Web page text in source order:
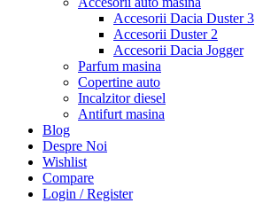
Accesorii Dacia Duster 3
Accesorii Duster 2
Accesorii Dacia Jogger
Parfum masina
Copertine auto
Incalzitor diesel
Antifurt masina
Blog
Despre Noi
Wishlist
Compare
Login / Register